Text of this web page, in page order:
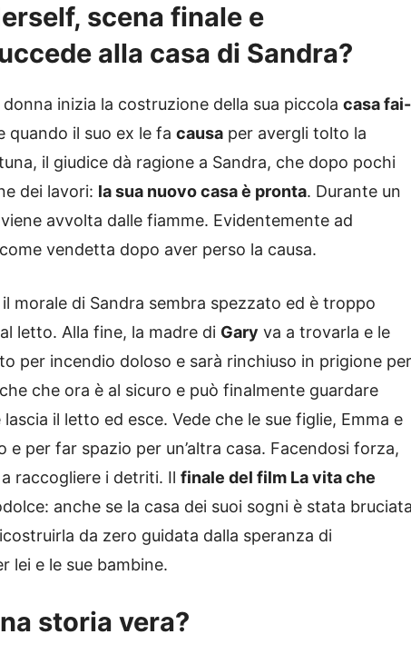
scena finale e
alla casa di Sandra?
inizia la costruzione della sua piccola casa fai-
quando il suo ex le fa causa per avergli tolto la
il giudice dà ragione a Sandra, che dopo pochi
dei lavori: la sua nuovo casa è pronta. Durante un
avvolta dalle fiamme. Evidentemente ad
vendetta dopo aver perso la causa.
morale di Sandra sembra spezzato ed è troppo
letto. Alla fine, la madre di Gary va a trovarla e le
per incendio doloso e sarà rinchiuso in prigione per
che ora è al sicuro e può finalmente guardare
il letto ed esce. Vede che le sue figlie, Emma e
per far spazio per un’altra casa. Facendosi forza,
raccogliere i detriti. Il finale del film La vita che
anche se la casa dei suoi sogni è stata bruciata
da zero guidata dalla speranza di
lei e le sue bambine.
storia vera?